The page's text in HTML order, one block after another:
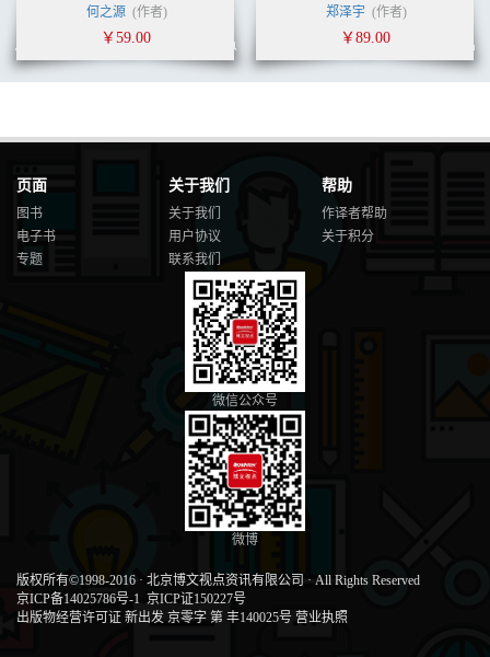
何之源 (作者)
￥59.00
郑泽宇 (作者)
￥89.00
页面
图书
电子书
专题
关于我们
关于我们
用户协议
联系我们
帮助
作译者帮助
关于积分
微信公众号
微博
版权所有©1998-2016 · 北京博文视点资讯有限公司 · All Rights Reserved
京ICP备14025786号-1 京ICP证150227号
出版物经营许可证 新出发 京零字 第 丰140025号 营业执照